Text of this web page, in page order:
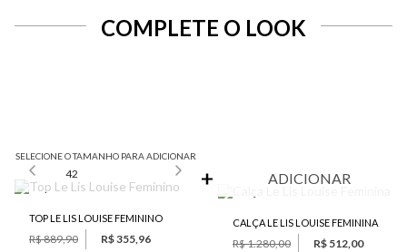
COMPLETE O LOOK
SELECIONE O TAMANHO PARA ADICIONAR
42
TOP LE LIS LOUISE FEMININO
R$ 889,90
R$ 355,96
ADICIONAR
CALÇA LE LIS LOUISE FEMININA
R$ 1.280,00
R$ 512,00